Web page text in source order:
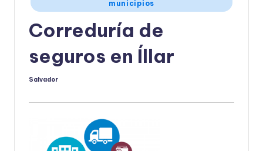
en
municipios
Correduría de
seguros en Íllar
Publicado
Salvador